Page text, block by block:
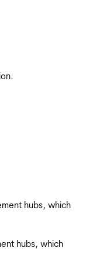
hubs, which
hubs, which